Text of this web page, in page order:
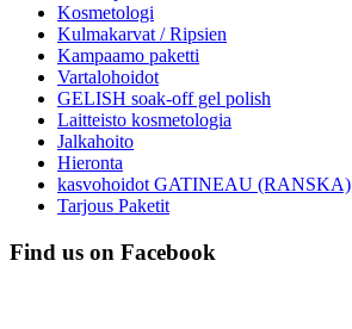
Kosmetologi
Kulmakarvat / Ripsien
Kampaamo paketti
Vartalohoidot
GELISH soak-off gel polish
Laitteisto kosmetologia
Jalkahoito
Hieronta
kasvohoidot GATINEAU (RANSKA)
Tarjous Paketit
Find us on Facebook